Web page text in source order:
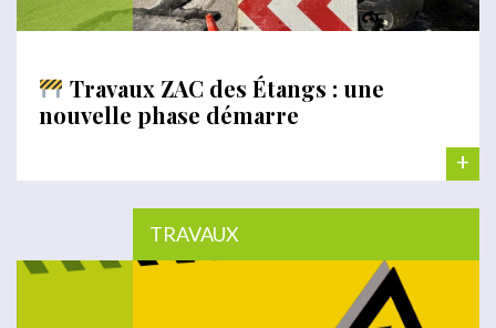
Travaux ZAC des Étangs : une
nouvelle phase démarre
+
TRAVAUX